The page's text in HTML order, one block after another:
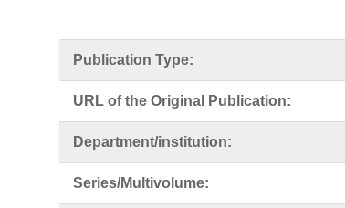
Publication Type:
URL of the Original Publication:
Department/institution:
Series/Multivolume: